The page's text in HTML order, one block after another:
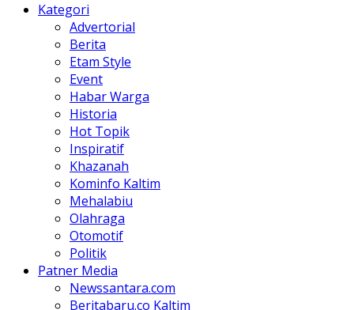
Kategori
Advertorial
Berita
Etam Style
Event
Habar Warga
Historia
Hot Topik
Inspiratif
Khazanah
Kominfo Kaltim
Mehalabiu
Olahraga
Otomotif
Politik
Patner Media
Newssantara.com
Beritabaru.co Kaltim